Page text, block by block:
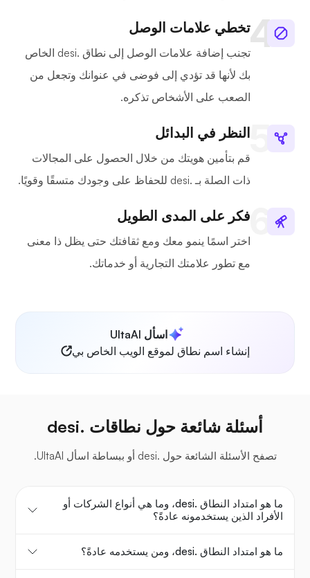
تخطي علامات الوصل
تجنب إضافة علامات الوصل إلى نطاق .desi الخاص
بك لأنها قد تؤدي إلى فوضى في عنوانك وتجعل من
الصعب على الأشخاص تذكره.
النظر في البدائل
قم بتأمين هويتك من خلال الحصول على المجالات
ذات الصلة بـ .desi للحفاظ على وجودك متسقًا وقويًا.
فكر على المدى الطويل
اختر اسمًا ينمو معك ومع ثقافتك حتى يظل ذا معنى
مع تطور علامتك التجارية أو خدماتك.
اسأل UltaAI
إنشاء اسم نطاق لموقع الويب الخاص بي
أسئلة شائعة حول نطاقات .desi
تصفح الأسئلة الشائعة حول .desi أو ببساطة اسأل UltaAI.
ما هو امتداد النطاق .desi، وما هي أنواع الشركات أو
الأفراد الذين يستخدمونه عادةً؟
ما هو امتداد النطاق .desi، ومن يستخدمه عادةً؟